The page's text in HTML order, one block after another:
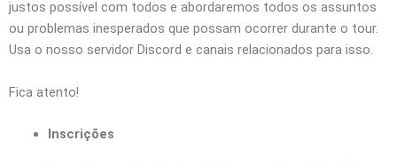
justos possível com todos e abordaremos todos os assuntos
ou problemas inesperados que possam ocorrer durante o tour.
Usa o nosso servidor Discord e canais relacionados para isso.
Fica atento!
Inscrições